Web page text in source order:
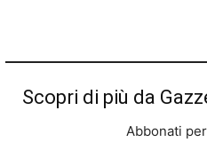
Scopri di più da
Abbonati